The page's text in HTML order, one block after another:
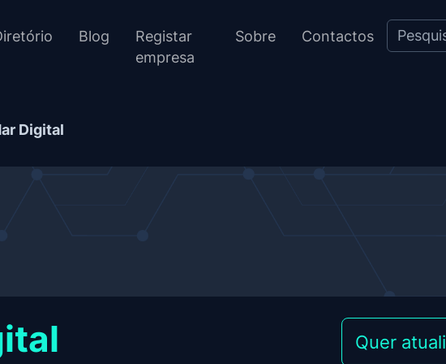
Blog
Registar
empresa
Sobre Contactos
Digital
Quer